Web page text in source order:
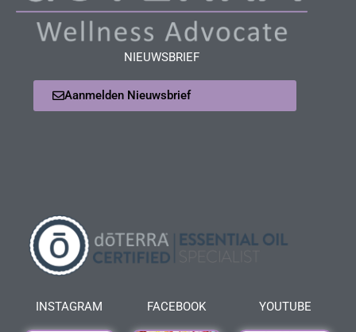
NIEUWSBRIEF
Aanmelden Nieuwsbrief
INSTAGRAM FACEBOOK YOUTUBE